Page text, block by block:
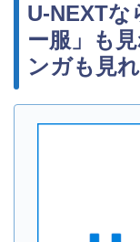
U-NEXTな
ー服」も
ンガも見